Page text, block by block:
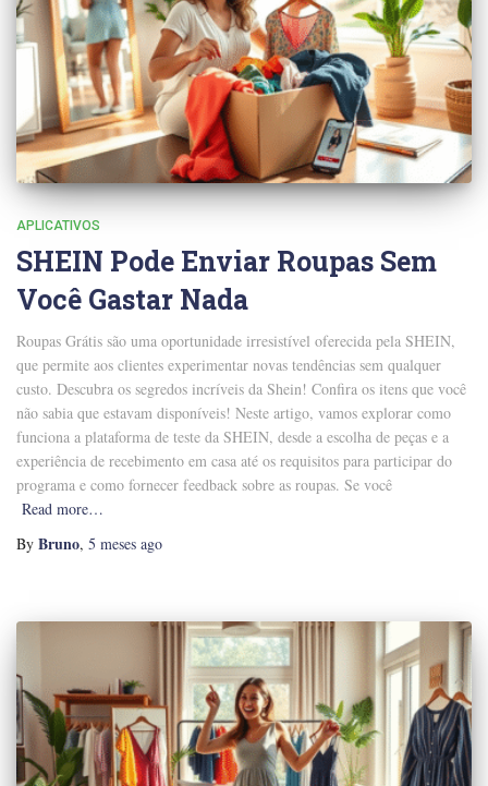
APLICATIVOS
SHEIN Pode Enviar Roupas Sem
Você Gastar Nada
Roupas Grátis são uma oportunidade irresistível oferecida pela SHEIN,
que permite aos clientes experimentar novas tendências sem qualquer
custo. Descubra os segredos incríveis da Shein! Confira os itens que você
não sabia que estavam disponíveis! Neste artigo, vamos explorar como
funciona a plataforma de teste da SHEIN, desde a escolha de peças e a
experiência de recebimento em casa até os requisitos para participar do
programa e como fornecer feedback sobre as roupas. Se você
Read more…
By Bruno, 5 meses ago